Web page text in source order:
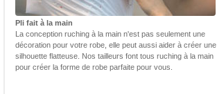
Pli fait à la main
La conception ruching à la main n'est pas seulement une
décoration pour votre robe, elle peut aussi aider à créer une
silhouette flatteuse. Nos tailleurs font tous ruching à la main
pour créer la forme de robe parfaite pour vous.